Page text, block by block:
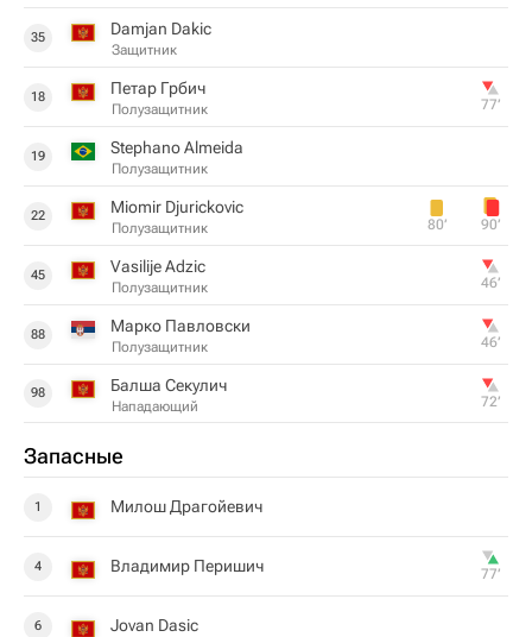
35 Damjan Dakic
Защитник
18 Петар Грбич
Полузащитник 77‎’‎
19 Stephano Almeida
Полузащитник
22 Miomir Djurickovic
Полузащитник 80‎’‎ 90‎’‎
45 Vasilije Adzic
Полузащитник 46‎’‎
88 Марко Павловски
Полузащитник 46‎’‎
98 Балша Секулич
Нападающий 72‎’‎
Запасные
1 Милош Драгойевич
4 Владимир Перишич 77‎’‎
6 Jovan Dasic